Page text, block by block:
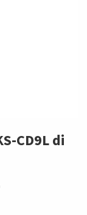
CD9L di